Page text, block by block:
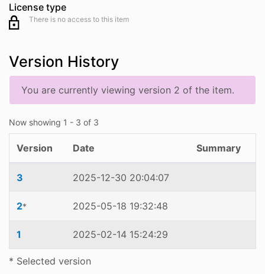
License type
There is no access to this item
Version History
You are currently viewing version 2 of the item.
Now showing 1 - 3 of 3
Version Date Summary
3 2025-12-30 20:04:07
2* 2025-05-18 19:32:48
1 2025-02-14 15:24:29
* Selected version